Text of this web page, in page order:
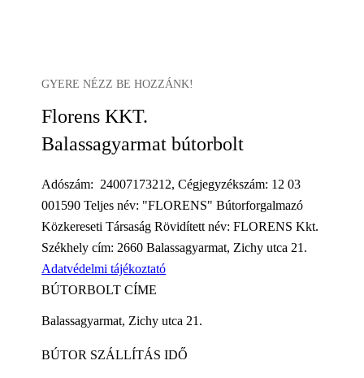
GYERE NÉZZ BE HOZZÁNK!
Florens KKT.
Balassagyarmat bútorbolt
Adószám: 24007173212, Cégjegyzékszám: 12 03
001590 Teljes név: "FLORENS" Bútorforgalmazó
Közkereseti Társaság Rövidített név: FLORENS Kkt.
Székhely cím: 2660 Balassagyarmat, Zichy utca 21.
Adatvédelmi tájékoztató
BÚTORBOLT CÍME
Balassagyarmat, Zichy utca 21.
BÚTOR SZÁLLÍTÁS IDŐ